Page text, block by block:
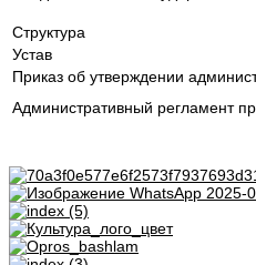
Структура
Устав
Приказ об утверждении
Административный регламент